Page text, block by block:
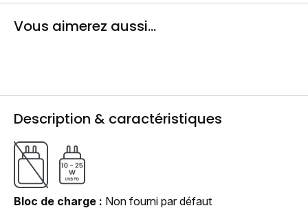
Vous aimerez aussi...
Description & caractéristiques
Bloc de charge
Non fourni par défaut